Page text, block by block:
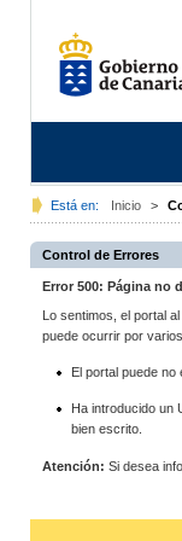
Está en: Inicio >
Control de Errores
Error 500: Página no
Lo sentimos, el portal
puede ocurrir por
El portal puede no
Ha introducido un
bien escrito.
Atención: Si desea